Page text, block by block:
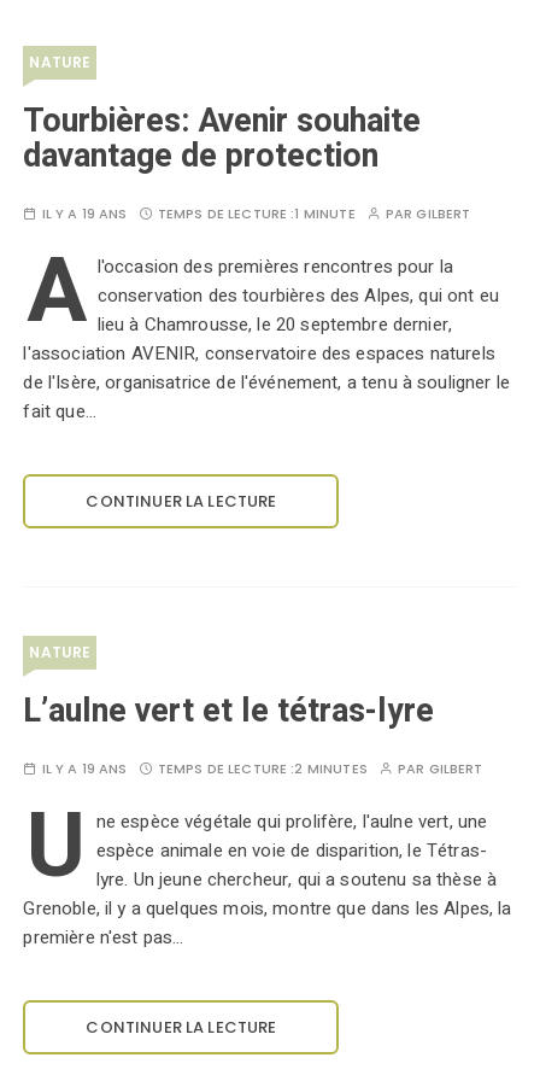
NATURE
Tourbières: Avenir souhaite
davantage de protection
IL Y A 19 ANS TEMPS DE LECTURE :1 MINUTE PARGILBERT
A l'occasion des premières rencontres pour la
conservation des tourbières des Alpes, qui ont eu
lieu à Chamrousse, le 20 septembre dernier,
l'association AVENIR, conservatoire des espaces naturels
de l'Isère, organisatrice de l'événement, a tenu à souligner le
fait que…
CONTINUER LA LECTURE
NATURE
L’aulne vert et le tétras-lyre
IL Y A 19 ANS TEMPS DE LECTURE :2 MINUTES PAR GILBERT
U ne espèce végétale qui prolifère, l'aulne vert, une
espèce animale en voie de disparition, le Tétras-
lyre. Un jeune chercheur, qui a soutenu sa thèse à
Grenoble, il y a quelques mois, montre que dans les Alpes, la
première n'est pas…
CONTINUER LA LECTURE